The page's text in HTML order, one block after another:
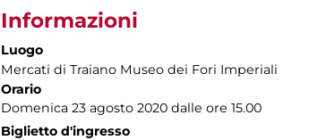
Informazioni
Luogo
Mercati di Traiano Museo dei Fori Imperiali
Orario
Domenica 23 agosto 2020 dalle ore 15.00
Biglietto d'ingresso